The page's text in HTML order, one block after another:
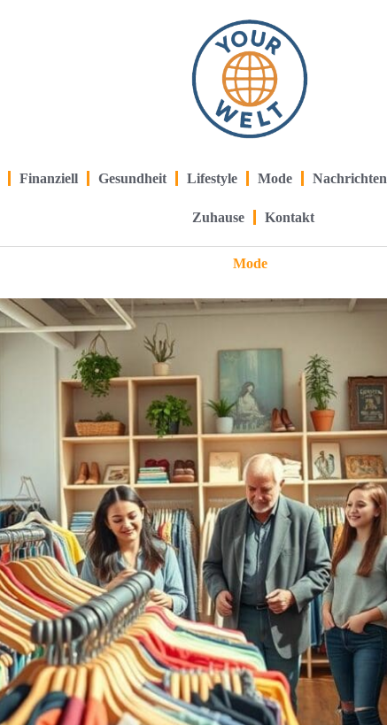
Finanziell Gesundheit Lifestyle Mode Nachrichten
Zuhause Kontakt
Mode